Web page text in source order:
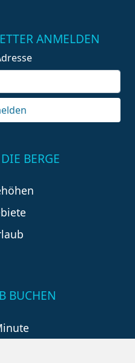
ANMELDEN
BERGE
BUCHEN